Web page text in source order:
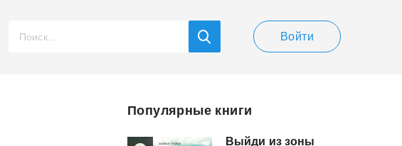
Войти
Популярные книги
Выйди из зоны